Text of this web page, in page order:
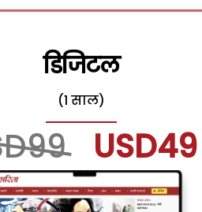
डिजिटल
(1 साल)
USD49